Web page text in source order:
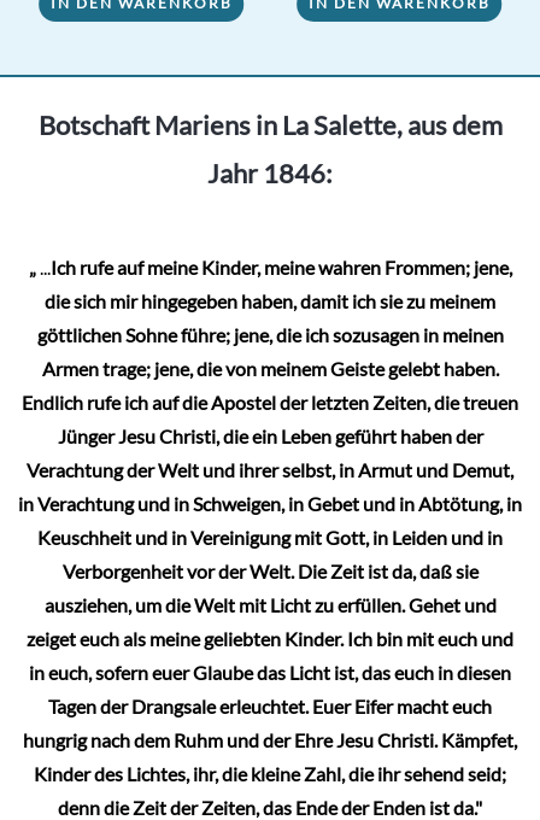
Botschaft Mariens in La Salette, aus dem
Jahr 1846:
„...Ich rufe auf meine Kinder, meine wahren Frommen; jene,
die sich mir hingegeben haben, damit ich sie zu meinem
göttlichen Sohne führe; jene, die ich sozusagen in meinen
Armen trage; jene, die von meinem Geiste gelebt haben.
Endlich rufe ich auf die Apostel der letzten Zeiten, die treuen
Jünger Jesu Christi, die ein Leben geführt haben der
Verachtung der Welt und ihrer selbst, in Armut und Demut,
in Verachtung und in Schweigen, in Gebet und in Abtötung, in
Keuschheit und in Vereinigung mit Gott, in Leiden und in
Verborgenheit vor der Welt. Die Zeit ist da, daß sie
ausziehen, um die Welt mit Licht zu erfüllen. Gehet und
zeiget euch als meine geliebten Kinder. Ich bin mit euch und
in euch, sofern euer Glaube das Licht ist, das euch in diesen
Tagen der Drangsale erleuchtet. Euer Eifer macht euch
hungrig nach dem Ruhm und der Ehre Jesu Christi. Kämpfet,
Kinder des Lichtes, ihr, die kleine Zahl, die ihr sehend seid;
denn die Zeit der Zeiten, das Ende der Enden ist da."